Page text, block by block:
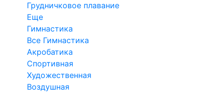
Грудничковое плавание
Еще
Гимнастика
Все Гимнастика
Акробатика
Спортивная
Художественная
Воздушная